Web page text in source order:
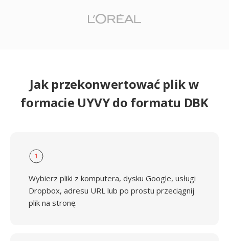
Jak przekonwertować plik w
formacie UYVY do formatu DBK
1
Wybierz pliki z komputera, dysku Google, usługi
Dropbox, adresu URL lub po prostu przeciągnij
plik na stronę.